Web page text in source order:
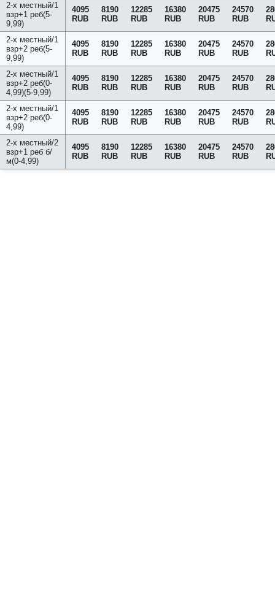
2-х местный/1
взр+1 реб(5-
9,99)
4095
RUB
8190
RUB
12285
RUB
16380
RUB
20475
RUB
24570
RUB
2-х местный/1
взр+2 реб(5-
9,99)
4095
RUB
8190
RUB
12285
RUB
16380
RUB
20475
RUB
24570
RUB
2-х местный/1
взр+2 реб(0-
4,99)(5-9,99)
4095
RUB
8190
RUB
12285
RUB
16380
RUB
20475
RUB
24570
RUB
2-х местный/1
взр+2 реб(0-
4,99)
4095
RUB
8190
RUB
12285
RUB
16380
RUB
20475
RUB
24570
RUB
2-х местный/2
взр+1 реб б/
м(0-4,99)
4095
RUB
8190
RUB
12285
RUB
16380
RUB
20475
RUB
24570
RUB